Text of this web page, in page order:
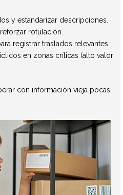
y estandarizar descripciones.
rotulación.
registrar traslados relevantes.
en zonas críticas (alto valor
con información vieja pocas